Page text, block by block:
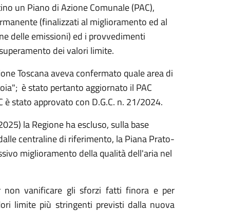
un Piano di Azione Comunale (PAC),
(finalizzati al miglioramento ed al
delle emissioni) ed i provvedimenti
dei valori limite.
Toscana aveva confermato quale area di
è stato pertanto aggiornato il PAC
stato approvato con D.G.C. n. 21/2024.
la Regione ha escluso, sulla base
centraline di riferimento, la Piana Prato-
miglioramento della qualità dell'aria nel
non vanificare gli sforzi fatti finora e per
limite più stringenti previsti dalla nuova